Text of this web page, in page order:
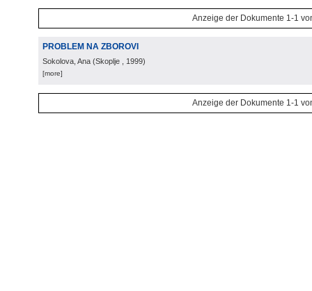
Anzeige der Dokumente 1-1
PROBLEM NA ZBOROVI
Sokolova, Ana (Skoplje , 1999)
[more]
Anzeige der Dokumente 1-1